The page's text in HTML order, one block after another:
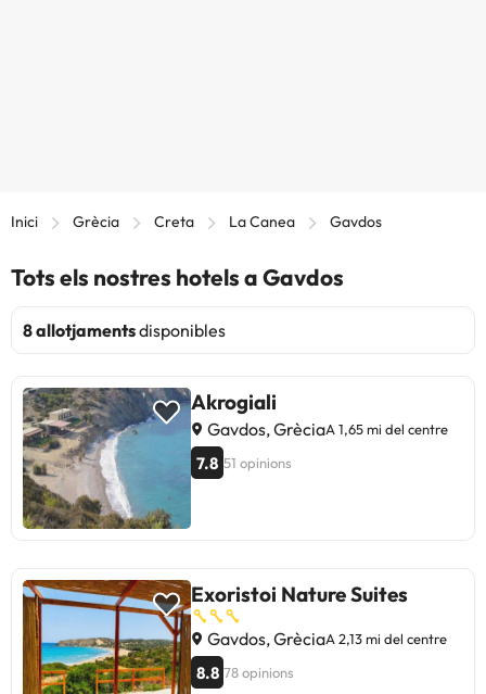
Inici Grècia Creta La Canea Gavdos
Tots els nostres hotels a Gavdos
8 allotjamentsdisponibles
Akrogiali
Gavdos, GrèciaA 1,65 mi del centre
7.8 51 opinions
Exoristoi Nature Suites
Gavdos, GrèciaA 2,13 mi del centre
8.8 78 opinions